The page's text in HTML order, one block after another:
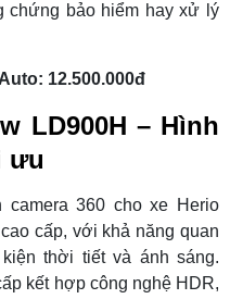
chứng bảo hiểm hay xử lý
12.500.000đ
LD900H – Hình
ưu
camera 360 cho xe Herio
cấp, với khả năng quan
thời tiết và ánh sáng.
kết hợp công nghệ HDR,